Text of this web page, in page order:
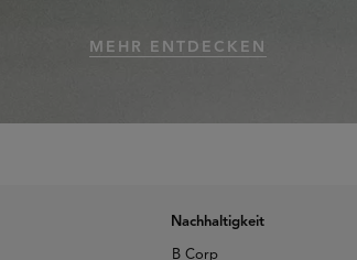
MEHR ENTDECKEN
Nachhaltigkeit
B Corp